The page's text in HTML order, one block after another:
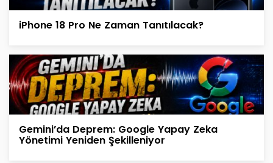
iPhone 18 Pro Ne Zaman Tanıtılacak?
Gemini’da Deprem: Google Yapay Zeka
Yönetimi Yeniden Şekilleniyor